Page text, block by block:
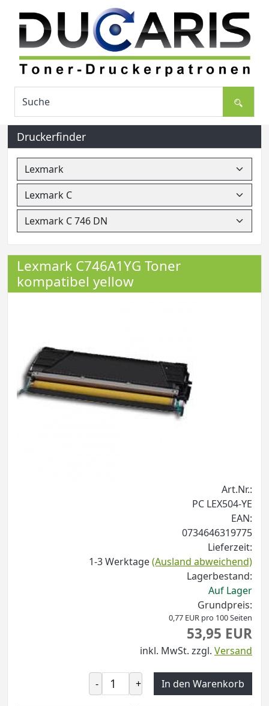
Druckerfinder
Lexmark C746A1YG Toner
kompatibel yellow
Art.Nr.:
PC LEX504-YE
EAN:
0734646319775
Lieferzeit:
1-3 Werktage(Ausland abweichend)
Lagerbestand:
Auf Lager
Grundpreis:
0,77 EUR pro 100 Seiten
53,95 EUR
inkl. MwSt. zzgl. Versand
- + In den Warenkorb